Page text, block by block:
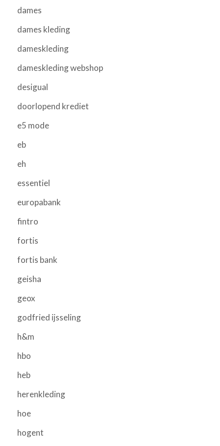
dames
dames kleding
dameskleding
dameskleding webshop
desigual
doorlopend krediet
e5 mode
eb
eh
essentiel
europabank
fintro
fortis
fortis bank
geisha
geox
godfried ijsseling
h&m
hbo
heb
herenkleding
hoe
hogent